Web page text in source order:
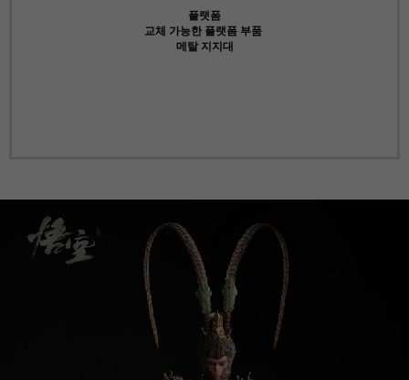
플랫폼
교체 가능한 플랫폼 부품
메탈 지지대